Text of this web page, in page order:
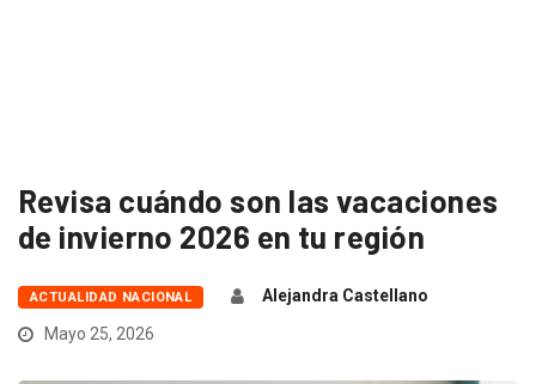
Revisa cuándo son las vacaciones
de invierno 2026 en tu región
ACTUALIDAD NACIONAL
Alejandra Castellano
Mayo 25, 2026